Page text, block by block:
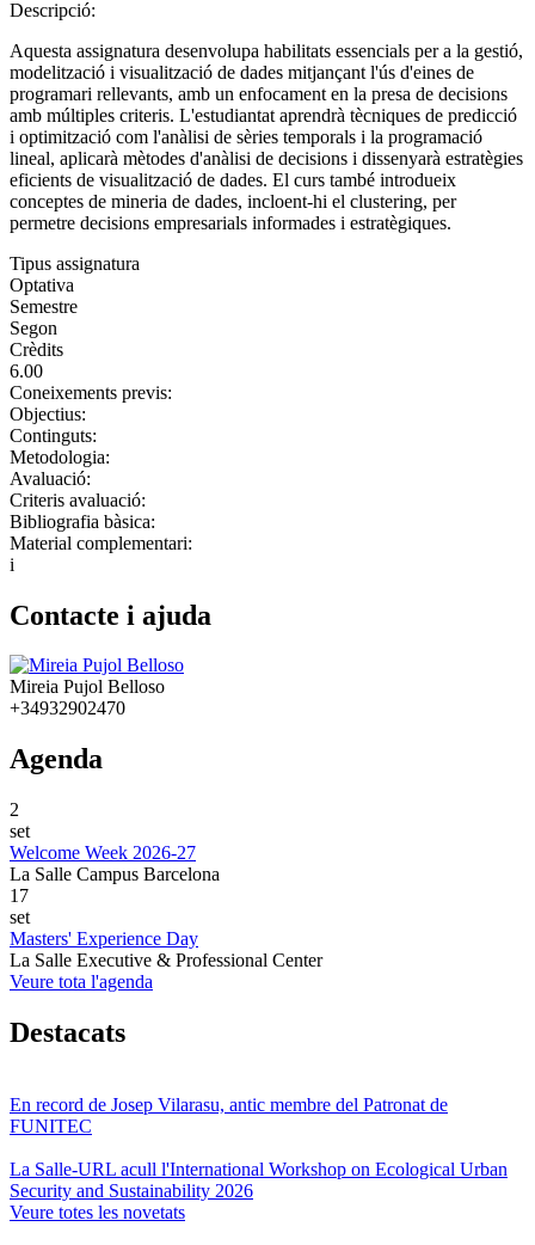
Descripció:
Aquesta assignatura desenvolupa habilitats essencials per a la gestió,
modelització i visualització de dades mitjançant l'ús d'eines de
programari rellevants, amb un enfocament en la presa de decisions
amb múltiples criteris. L'estudiantat aprendrà tècniques de predicció
i optimització com l'anàlisi de sèries temporals i la programació
lineal, aplicarà mètodes d'anàlisi de decisions i dissenyarà estratègies
eficients de visualització de dades. El curs també introdueix
conceptes de mineria de dades, incloent-hi el clustering, per
permetre decisions empresarials informades i estratègiques.
Tipus assignatura
Optativa
Semestre
Segon
Crèdits
6.00
Coneixements previs:
Objectius:
Continguts:
Metodologia:
Avaluació:
Criteris avaluació:
Bibliografia bàsica:
Material complementari:
i
Contacte i ajuda
Mireia Pujol Belloso
+34932902470
Agenda
2
set
Welcome Week 2026-27
La Salle Campus Barcelona
17
set
Masters' Experience Day
La Salle Executive & Professional Center
Veure tota l'agenda
Destacats
En record de Josep Vilarasu, antic membre del Patronat de
FUNITEC
La Salle-URL acull l'International Workshop on Ecological Urban
Security and Sustainability 2026
Veure totes les novetats